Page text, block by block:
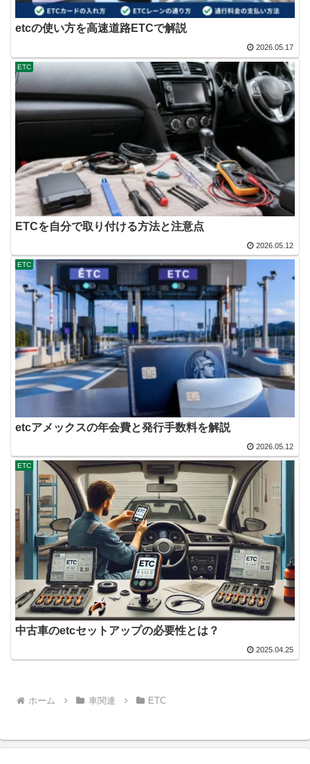
etcの使い方を高速道路ETCで解説
2026.05.17
ETC
ETCを自分で取り付ける方法と注意点
2026.05.12
ETC
etcアメックスの年会費と発行手数料を解説
2026.05.12
ETC
中古車のetcセットアップの必要性とは？
2025.04.25
ホーム 車関連 ETC